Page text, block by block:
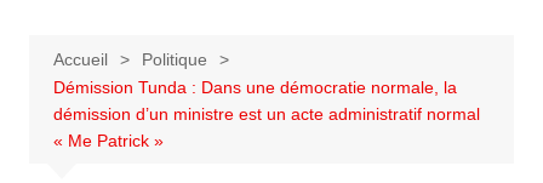
Accueil
Politique
Démission Tunda : Dans une démocratie normale, la
démission d’un ministre est un acte administratif normal
« Me Patrick »